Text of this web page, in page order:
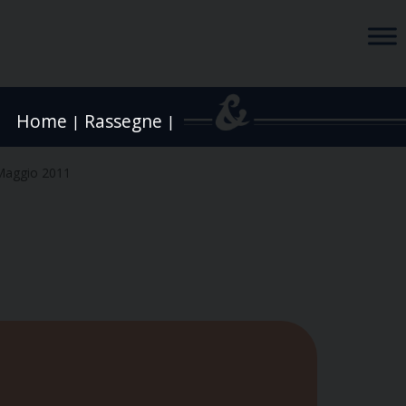
Home | Rassegne |
2011